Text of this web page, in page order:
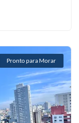
Pronto para Morar